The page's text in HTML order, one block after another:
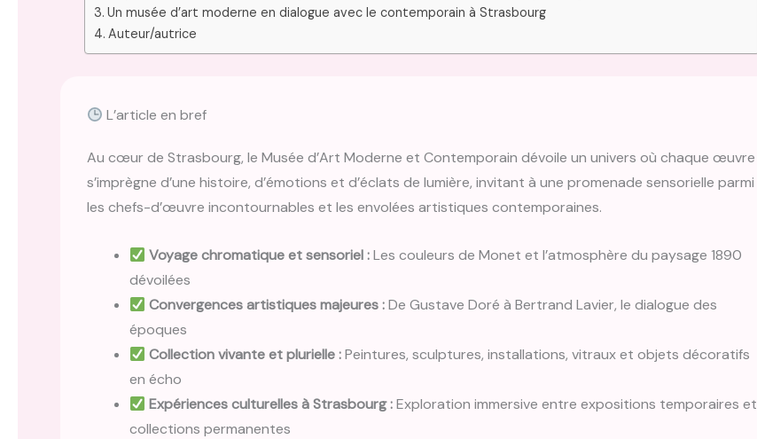
Un musée d’art moderne en dialogue avec le contemporain à Strasbourg
Auteur/autrice
L’article en bref
Au cœur de Strasbourg, le Musée d’Art Moderne et Contemporain dévoile un univers où chaque œuvre
s’imprègne d’une histoire, d’émotions et d’éclats de lumière, invitant à une promenade sensorielle parmi
les chefs-d’œuvre incontournables et les envolées artistiques contemporaines.
Voyage chromatique et sensoriel :Les couleurs de Monet et l’atmosphère du paysage 1890
dévoilées
Convergences artistiques majeures :De Gustave Doré à Bertrand Lavier, le dialogue des
époques
Collection vivante et plurielle :Peintures, sculptures, installations, vitraux et objets décoratifs
en écho
Expériences culturelles à Strasbourg :Exploration immersive entre expositions temporaires et
collections permanentes